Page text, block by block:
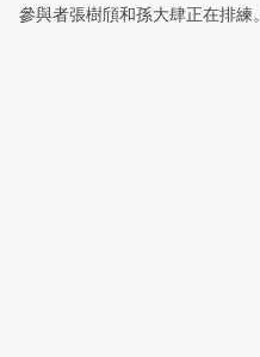
參與者張樹頎和孫大肆正在排練。